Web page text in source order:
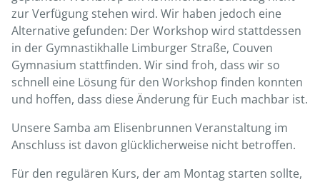
zur Verfügung stehen wird. Wir haben jedoch eine
Alternative gefunden: Der Workshop wird stattdessen
in der Gymnastikhalle Limburger Straße, Couven
Gymnasium stattfinden. Wir sind froh, dass wir so
schnell eine Lösung für den Workshop finden konnten
und hoffen, dass diese Änderung für Euch machbar ist.
Unsere Samba am Elisenbrunnen Veranstaltung im
Anschluss ist davon glücklicherweise nicht betroffen.
Für den regulären Kurs, der am Montag starten sollte,